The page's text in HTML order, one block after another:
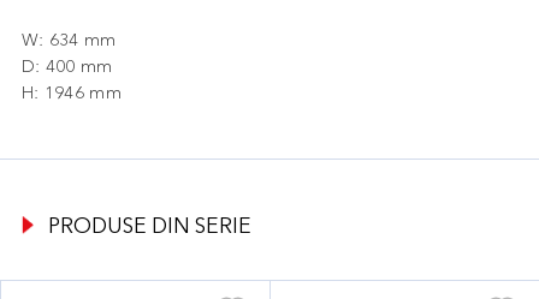
W: 634 mm
D: 400 mm
H: 1946 mm
PRODUSE DIN SERIE